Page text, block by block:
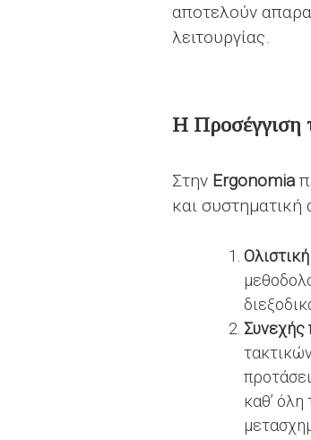
αποτελούν
λειτουργίας.
Η Προσέγγιση
Στην Ergonomia
και συστηματική
Συνεχής
καθ’